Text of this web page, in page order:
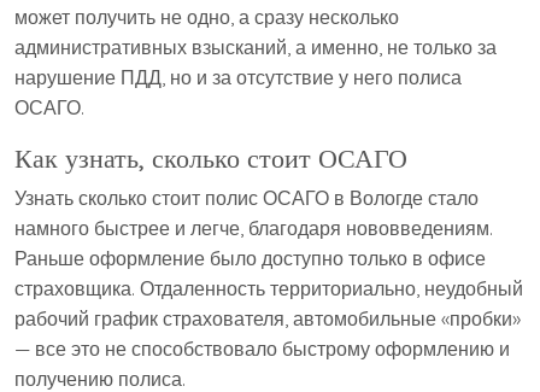
может получить не одно, а сразу несколько
административных взысканий, а именно, не только за
нарушение ПДД, но и за отсутствие у него полиса
ОСАГО.
Как узнать, сколько стоит ОСАГО
Узнать сколько стоит полис ОСАГО в Вологде стало
намного быстрее и легче, благодаря нововведениям.
Раньше оформление было доступно только в офисе
страховщика. Отдаленность территориально, неудобный
рабочий график страхователя, автомобильные «пробки»
— все это не способствовало быстрому оформлению и
получению полиса.